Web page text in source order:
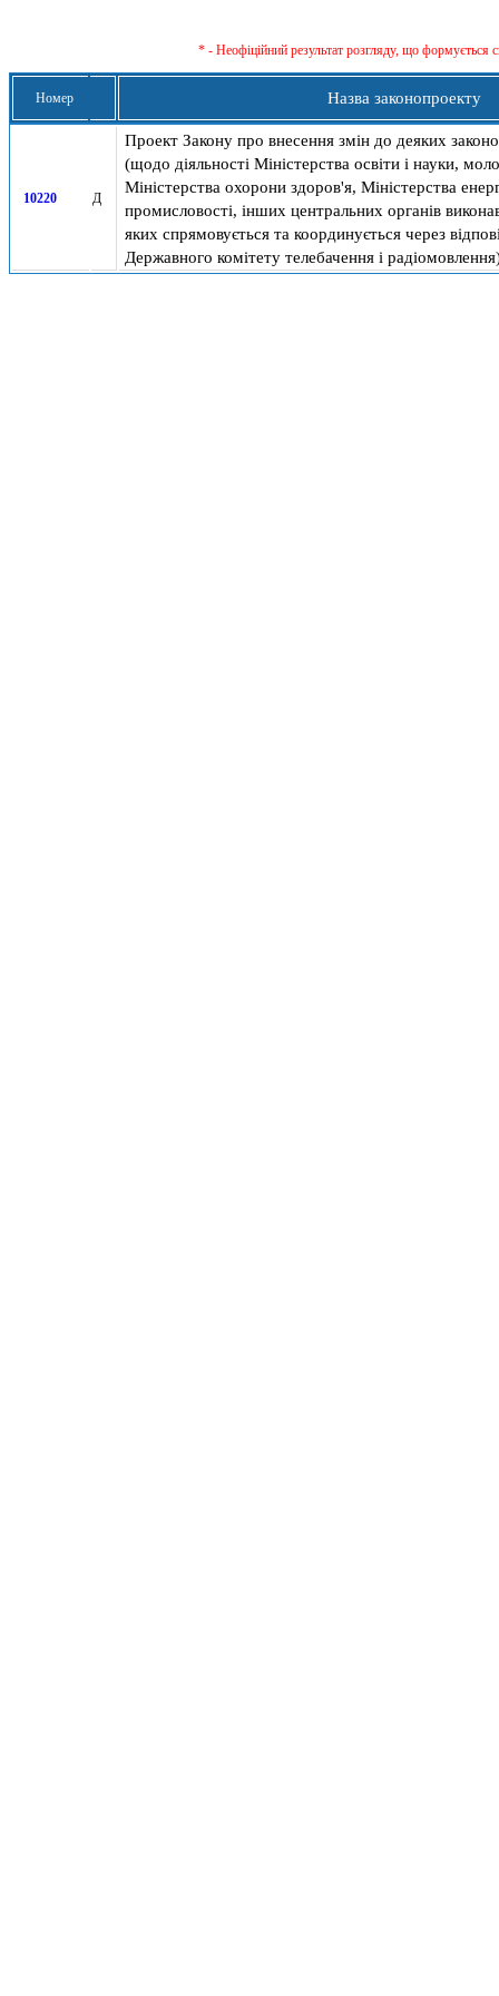
* - Неофіційний результат розгляду, що формується
Номер Назва законопроекту
10220 Д
Проект Закону про внесення змін до деяких
(щодо діяльності Міністерства освіти і науки,
Міністерства охорони здоров'я, Міністерства
промисловості, інших центральних органів
яких спрямовується та координується через
Державного комітету телебачення і